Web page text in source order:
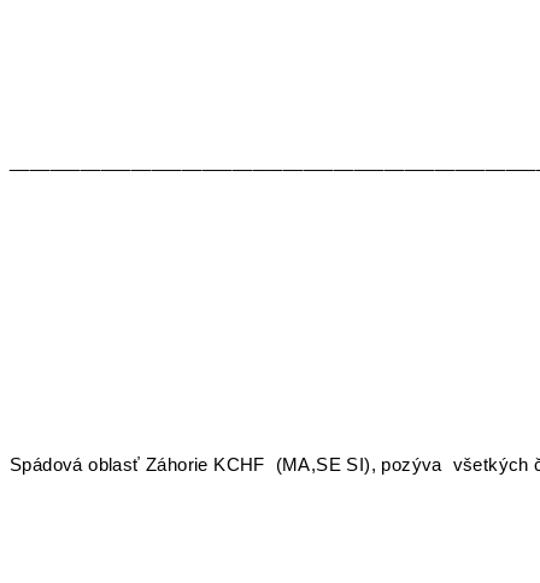
Spádová oblasť Záhorie KCHF (MA,SE SI), pozýva všetkých